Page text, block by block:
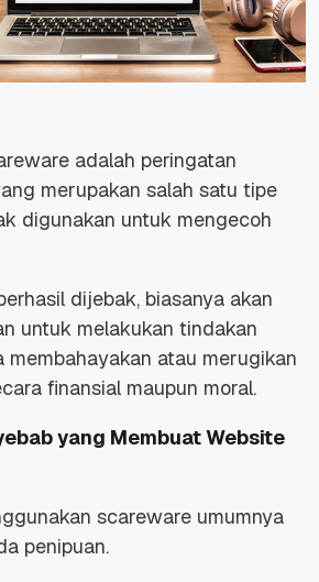
adalah peringatan
merupakan salah satu tipe
digunakan untuk mengecoh
dijebak, biasanya akan
untuk melakukan tindakan
atau merugikan
finansial maupun moral.
yang Membuat Website
scareware umumnya
penipuan.